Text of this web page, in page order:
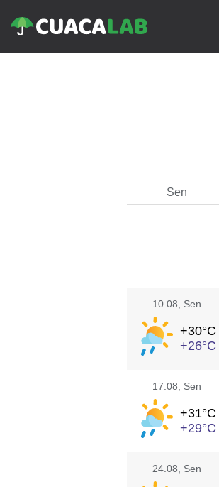
Sen
10.08 , Sen
+30°C
+26°C
17.08 , Sen
+31°C
+29°C
24.08 , Sen